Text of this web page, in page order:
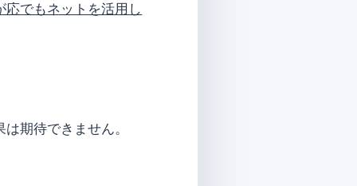
応でもネットを活用し
期待できません。